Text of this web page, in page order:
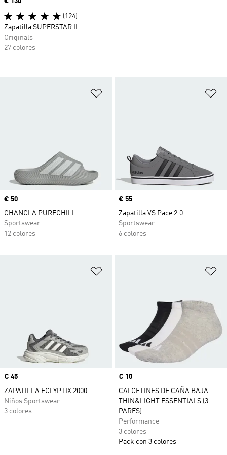
Precio
€ 50
CHANCLA PURECHILL
Sportswear
12 colores
Precio
€ 55
Zapatilla VS Pace 2.0
Sportswear
6 colores
Precio
€ 45
ZAPATILLA ECLYPTIX 2000
Niños Sportswear
3 colores
Precio
€ 10
CALCETINES DE CAÑA BAJA
THIN&LIGHT ESSENTIALS (3
PARES)
Performance
3 colores
Pack con 3 colores
(124)
Zapatilla SUPERSTAR II
Originals
27 colores